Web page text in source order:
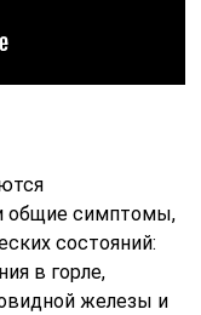
общие симптомы,
состояний:
в горле,
железы и